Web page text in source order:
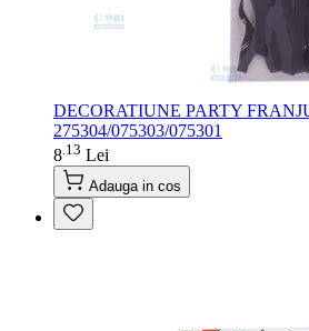
DECORATIUNE PARTY
275304/075303/075301
8 13 Lei
Adauga in cos